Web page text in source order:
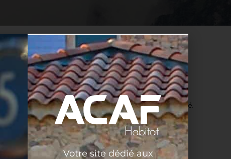
vous accueillent à nouveau.
et une jauge client a été définie pour votre sécurité.
Votre site dédié aux